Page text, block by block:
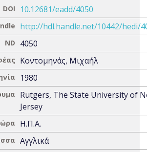
DOI 10.12681/eadd/4050
http://hdl.handle.net/10442/hedi/
ND 4050
Κοντομηνάς, Μιχαήλ
1980
Rutgers, The State University of
Jersey
Η.Π.Α.
Αγγλικά